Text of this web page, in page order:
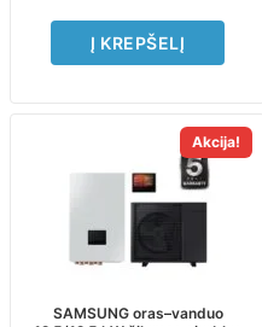
Į KREPŠELĮ
Akcija!
SAMSUNG oras–vanduo